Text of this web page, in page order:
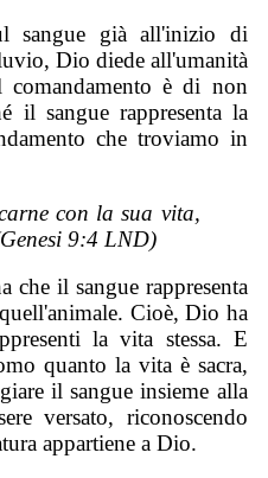
sangue già all'inizio di
Dio diede all'umanità
è di non
il sangue rappresenta la
che troviamo in
con la sua vita,
9:4 LND)
il sangue rappresenta
Cioè, Dio ha
la vita stessa. E
quanto la vita è sacra,
il sangue insieme alla
versato, riconoscendo
appartiene a Dio.